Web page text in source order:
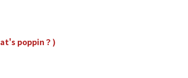
at's poppin ？ )